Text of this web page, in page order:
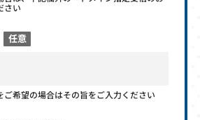
さい
任意
ご希望の場合はその旨をご入力ください